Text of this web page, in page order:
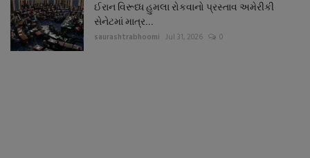
ઈરાન વિરૂધ્ધ હુમલા રોકવાનો પ્રસ્તાવ અમેરીકી
સેનેટમાં માત્ર...
saurashtrabhoomi Jul 31, 2026 0